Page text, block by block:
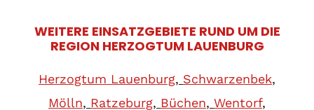
WEITERE EINSATZGEBIETE RUND UM DIE
REGION HERZOGTUM LAUENBURG
Herzogtum Lauenburg, Schwarzenbek,
Mölln, Ratzeburg, Büchen, Wentorf,